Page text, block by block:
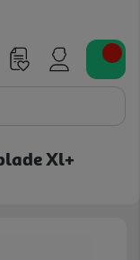
Xl+